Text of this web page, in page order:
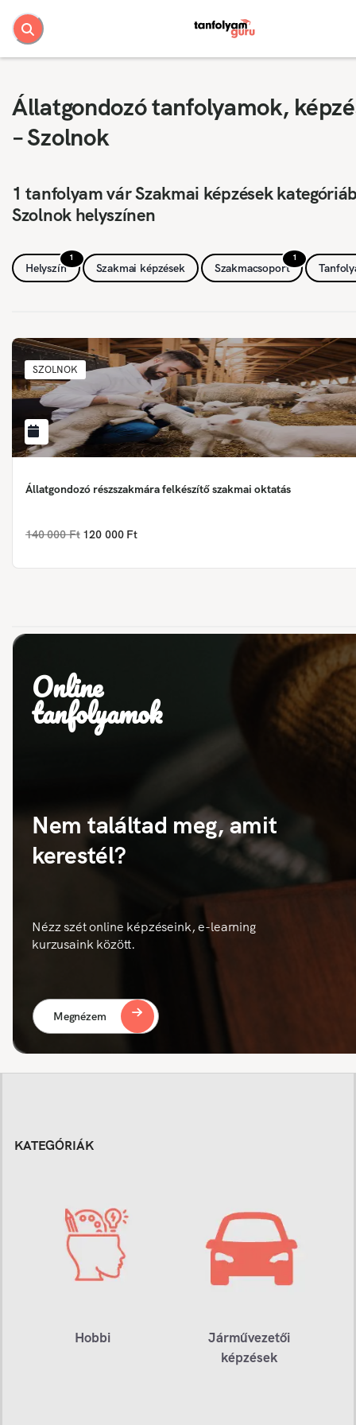
Állatgondozó tanfolyamok,
– Szolnok
1 tanfolyam vár Szakmai képzések
Szolnok helyszínen
1
Helyszín Szakmai képzések
1
Szakmacsoport
SZOLNOK
Állatgondozó részszakmára felkészítő szakmai oktatás
140 000 Ft 120 000 Ft
Online
tanfolyamok
Nem találtad meg, amit
kerestél?
Nézz szét online képzéseink, e-learning
kurzusaink között.
Megnézem
KATEGÓRIÁK
Hobbi
Járművezetői
képzések